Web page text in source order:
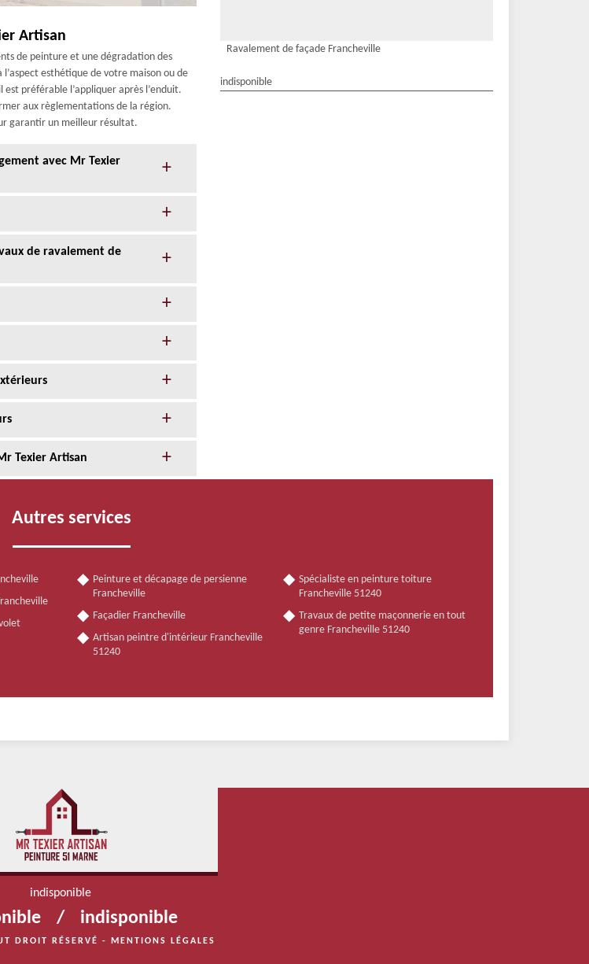
Artisan
de peinture et une dégradation des
esthétique de votre maison ou de
préférable l’appliquer après l’enduit.
aux règlementations de la région.
garantir un meilleur résultat.
avec Mr Texier
de ravalement de
Texier Artisan
Ravalement de façade Francheville
indisponible
Autres services
Peinture et décapage de persienne
Francheville
Façadier Francheville
Artisan peintre d'intérieur Francheville
51240
Spécialiste en peinture toiture
Francheville 51240
Travaux de petite maçonnerie en tout
genre Francheville 51240
indisponible
/ indisponible
DROIT RÉSERVÉ - MENTIONS LÉGALES